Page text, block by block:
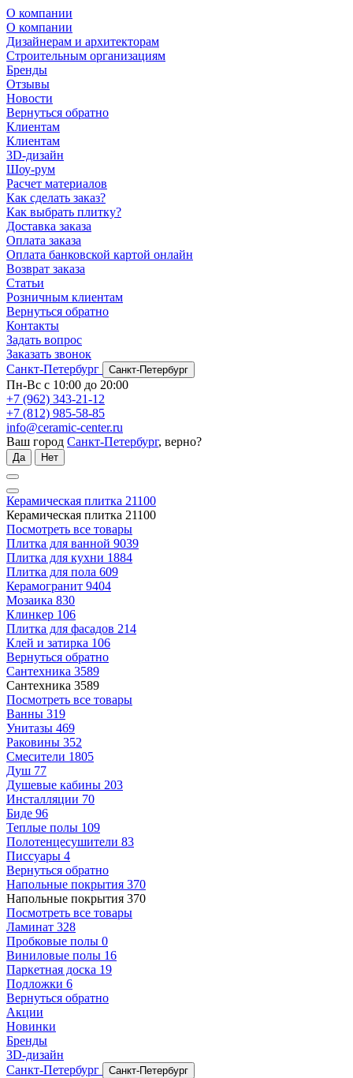
О компании
О компании
Дизайнерам и архитекторам
Строительным организациям
Бренды
Отзывы
Новости
Вернуться обратно
Клиентам
Клиентам
3D-дизайн
Шоу-рум
Расчет материалов
Как сделать заказ?
Как выбрать плитку?
Доставка заказа
Оплата заказа
Оплата банковской картой онлайн
Возврат заказа
Статьи
Розничным клиентам
Вернуться обратно
Контакты
Задать вопрос
Заказать звонок
Санкт-Петербург
Санкт-Петербург
Пн-Вс с 10:00 до 20:00
+7 (962) 343-21-12
+7 (812) 985-58-85
info@ceramic-center.ru
Ваш город Санкт-Петербург, верно?
Да Нет
Керамическая плитка 21100
Керамическая плитка 21100
Посмотреть все товары
Плитка для ванной 9039
Плитка для кухни 1884
Плитка для пола 609
Керамогранит 9404
Мозаика 830
Клинкер 106
Плитка для фасадов 214
Клей и затирка 106
Вернуться обратно
Сантехника 3589
Сантехника 3589
Посмотреть все товары
Ванны 319
Унитазы 469
Раковины 352
Смесители 1805
Душ 77
Душевые кабины 203
Инсталляции 70
Биде 96
Теплые полы 109
Полотенцесушители 83
Писсуары 4
Вернуться обратно
Напольные покрытия 370
Напольные покрытия 370
Посмотреть все товары
Ламинат 328
Пробковые полы 0
Виниловые полы 16
Паркетная доска 19
Подложки 6
Вернуться обратно
Акции
Новинки
Бренды
3D-дизайн
Санкт-Петербург
Санкт-Петербург